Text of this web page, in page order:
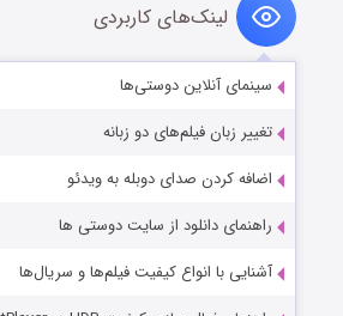
لینک‌های کاربردی
سینمای آنلاین دوستی‌ها
تغییر زبان فیلم‌های دو زبانه
اضافه کردن صدای دوبله به ویدئو
راهنمای دانلود از سایت دوستی ها
آشنایی با انواع کیفیت فیلم‌ها و سریال‌ها